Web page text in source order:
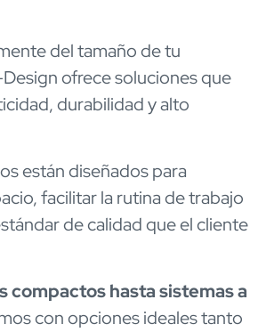
del tamaño de tu
ofrece soluciones que
durabilidad y alto
están diseñados para
facilitar la rutina de trabajo
de calidad que el cliente
compactos hasta sistemas a
con opciones ideales tanto